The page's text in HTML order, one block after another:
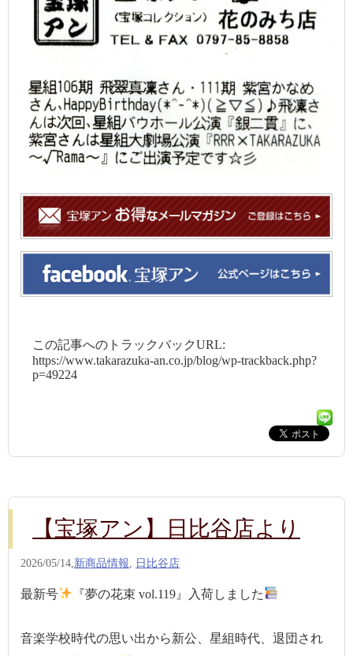
この記事へのトラックバックURL:
https://www.takarazuka-an.co.jp/blog/wp-trackback.php?
p=49224
【宝塚アン】日比谷店より
2026/05/14, 新商品情報 日比谷店
最新号 『夢の花束 vol.119』入荷しました
音楽学校時代の思い出から新公、星組時代、退団され